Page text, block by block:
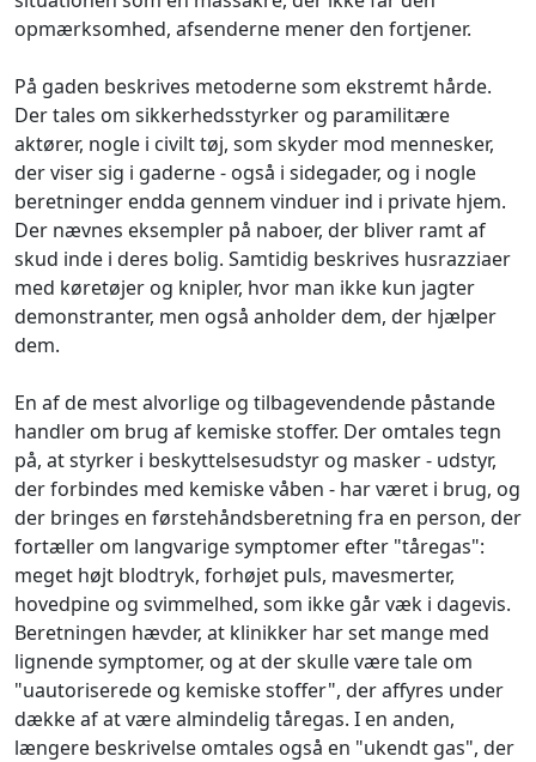
opmærksomhed, afsenderne mener den fortjener.
På gaden beskrives metoderne som ekstremt hårde.
Der tales om sikkerhedsstyrker og paramilitære
aktører, nogle i civilt tøj, som skyder mod mennesker,
der viser sig i gaderne - også i sidegader, og i nogle
beretninger endda gennem vinduer ind i private hjem.
Der nævnes eksempler på naboer, der bliver ramt af
skud inde i deres bolig. Samtidig beskrives husrazziaer
med køretøjer og knipler, hvor man ikke kun jagter
demonstranter, men også anholder dem, der hjælper
dem.
En af de mest alvorlige og tilbagevendende påstande
handler om brug af kemiske stoffer. Der omtales tegn
på, at styrker i beskyttelsesudstyr og masker - udstyr,
der forbindes med kemiske våben - har været i brug, og
der bringes en førstehåndsberetning fra en person, der
fortæller om langvarige symptomer efter "tåregas":
meget højt blodtryk, forhøjet puls, mavesmerter,
hovedpine og svimmelhed, som ikke går væk i dagevis.
Beretningen hævder, at klinikker har set mange med
lignende symptomer, og at der skulle være tale om
"uautoriserede og kemiske stoffer", der affyres under
dække af at være almindelig tåregas. I en anden,
længere beskrivelse omtales også en "ukendt gas", der